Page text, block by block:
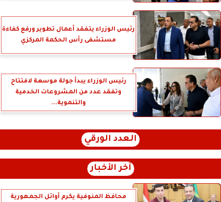
رئيس الوزراء يتفقد أعمال تطوير ورفع كفاءة
مستشفى رأس الحكمة المركزي
رئيس الوزراء يبدأ جولة موسعة لافتتاح
وتفقد عدد من المشروعات الخدمية
والتنموية...
العدد الورقي
آخر الأخبار
محافظ المنوفية يكرم أوائل الجمهورية